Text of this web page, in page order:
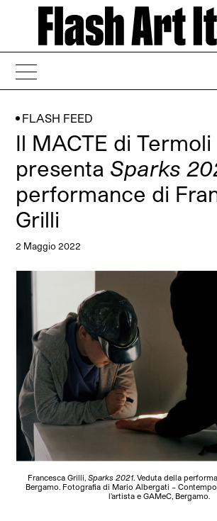
FLASH FEED
Il MACTE di Termoli
presenta Sparks
performance di
Grilli
2 Maggio 2022
Francesca Grilli, Sparks 2021. Veduta della
Bergamo. Fotografia di Mario Albergati –
l’artista e GAMeC, Bergamo.